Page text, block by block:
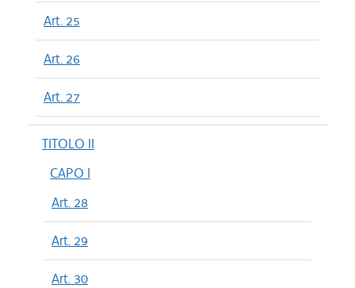
Art. 25
Art. 26
Art. 27
TITOLO II
CAPO I
Art. 28
Art. 29
Art. 30